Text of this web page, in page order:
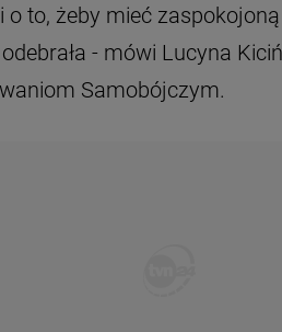
to, żeby mieć
- mówi Lucyna
Samobójczym.